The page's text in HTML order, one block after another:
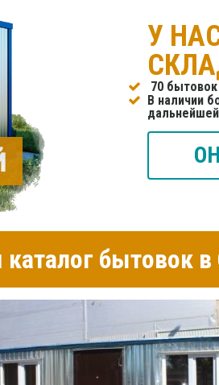
У
70
В наличии
бытовок в